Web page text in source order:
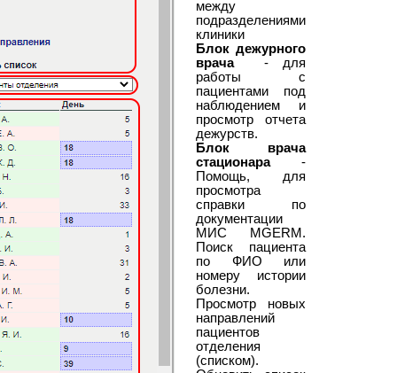
между
подразделениями
клиники
Блок дежурного
врача
- для
работы с
пациентами под
наблюдением и
просмотр отчета
дежурств.
Блок врача
стационара
-
Помощь, для
просмотра
справки по
документации
МИС MGERM.
Поиск пациента
по ФИО или
номеру истории
болезни.
Просмотр новых
направлений
пациентов
отделения
(списком).